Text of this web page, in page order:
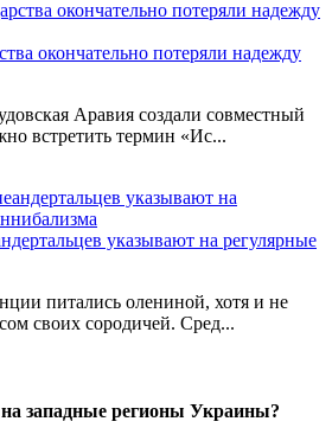
окончательно потеряли надежду
Аравия создали совместный
встретить термин «Ис...
указывают на регулярные
питались олениной, хотя и не
своих сородичей. Сред...
западные регионы Украины?